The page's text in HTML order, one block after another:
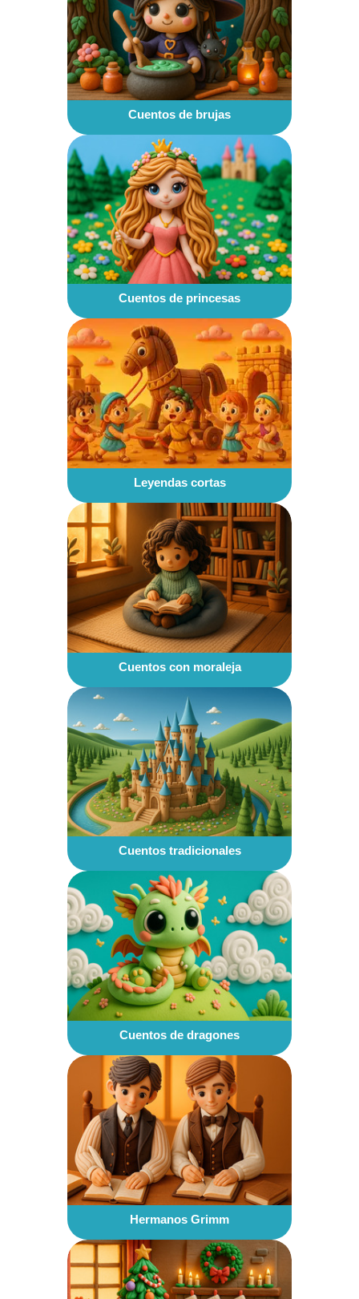
Cuentos de brujas
Cuentos de princesas
Leyendas cortas
Cuentos con moraleja
Cuentos tradicionales
Cuentos de dragones
Hermanos Grimm